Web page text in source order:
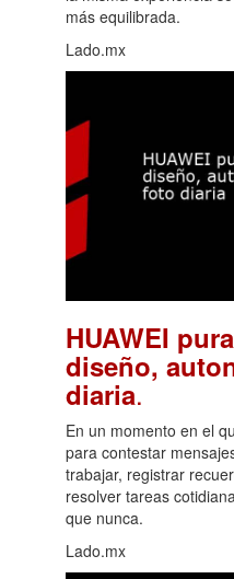
más equilibrada.
Lado.mx
HUAWEI
diseño,
diaria.
En un momento en el
para contestar
trabajar, registrar
resolver tareas
que nunca.
Lado.mx